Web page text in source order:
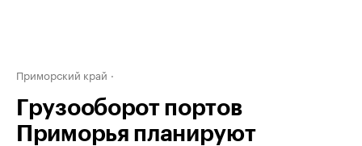
Приморский край
Грузооборот портов
Приморья планируют